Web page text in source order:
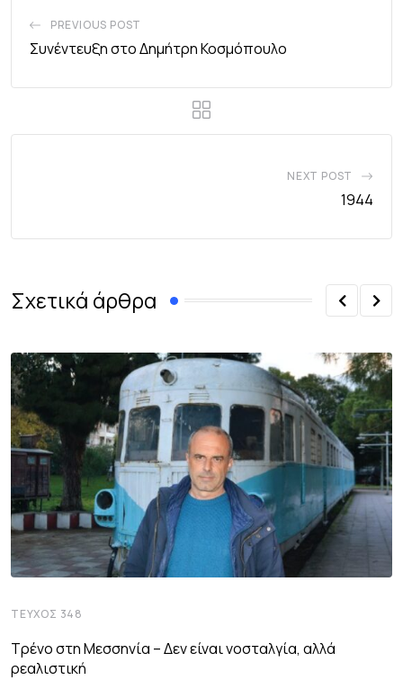
PREVIOUS POST
Συνέντευξη στο Δημήτρη Κοσμόπουλο
NEXT POST
1944
Σχετικά άρθρα
ΤΕΎΧΟΣ 348
Τρένο στη Μεσσηνία – Δεν είναι νοσταλγία, αλλά
ρεαλιστική